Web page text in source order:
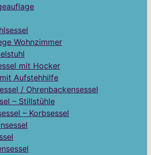
Wohnzimmer
mit Hocker
Aufstehhilfe
/ Ohrenbackensessel
– Stillstühle
– Korbsessel